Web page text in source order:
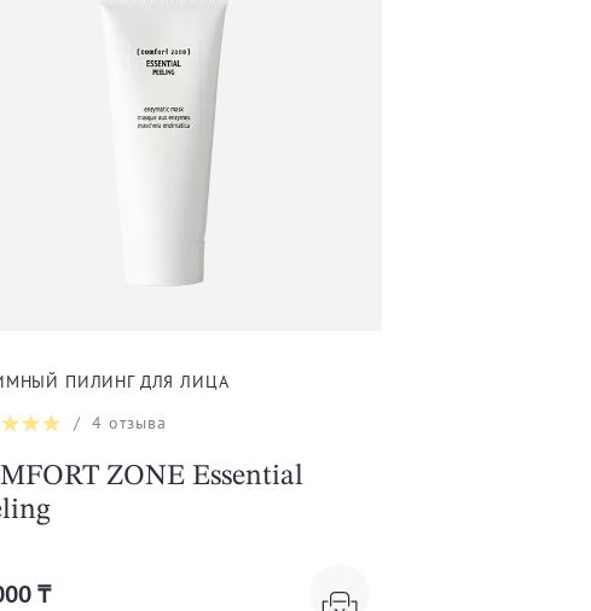
ПИЛИНГ ДЛЯ ЛИЦА
/4 отзыва
ZONE Еssential
₸